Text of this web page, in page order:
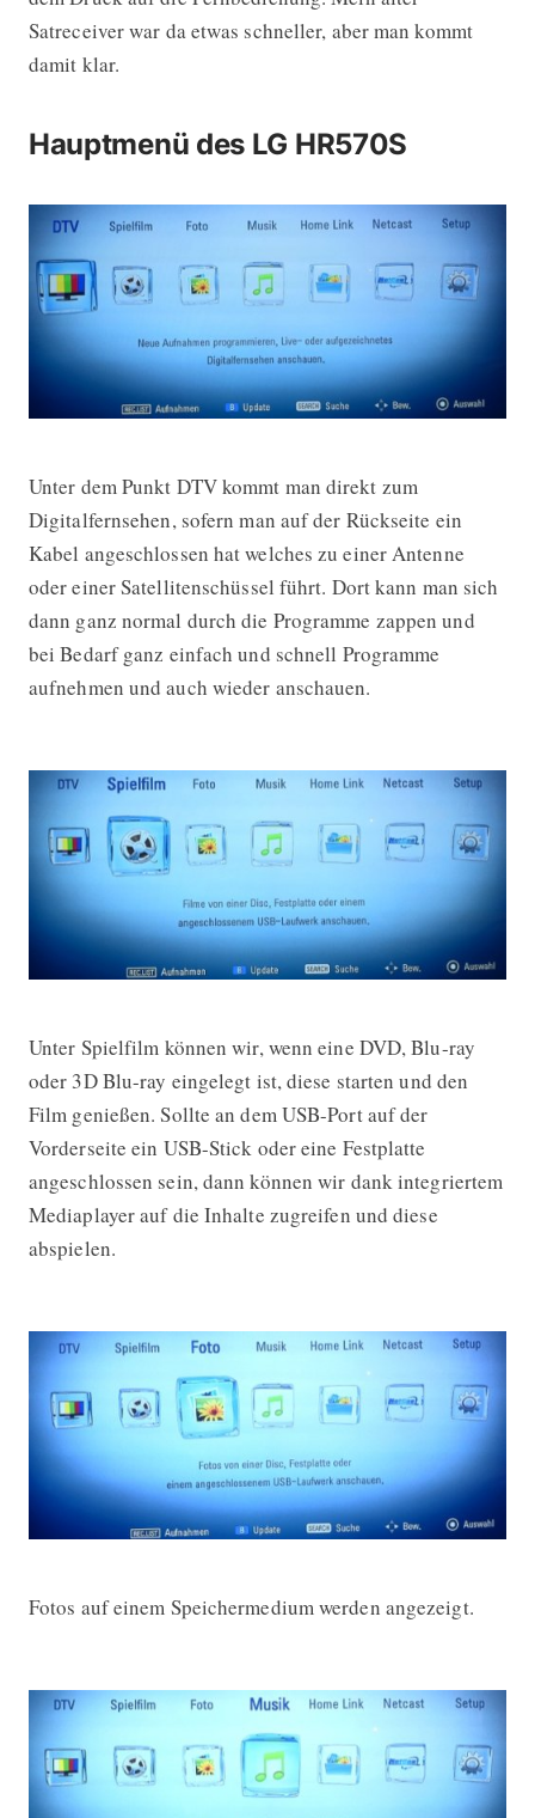
Satreceiver war da etwas schneller, aber man kommt
damit klar.
Hauptmenü des LG HR570S
Unter dem Punkt DTV kommt man direkt zum
Digitalfernsehen, sofern man auf der Rückseite ein
Kabel angeschlossen hat welches zu einer Antenne
oder einer Satellitenschüssel führt. Dort kann man sich
dann ganz normal durch die Programme zappen und
bei Bedarf ganz einfach und schnell Programme
aufnehmen und auch wieder anschauen.
Unter Spielfilm können wir, wenn eine DVD, Blu-ray
oder 3D Blu-ray eingelegt ist, diese starten und den
Film genießen. Sollte an dem USB-Port auf der
Vorderseite ein USB-Stick oder eine Festplatte
angeschlossen sein, dann können wir dank integriertem
Mediaplayer auf die Inhalte zugreifen und diese
abspielen.
Fotos auf einem Speichermedium werden angezeigt.